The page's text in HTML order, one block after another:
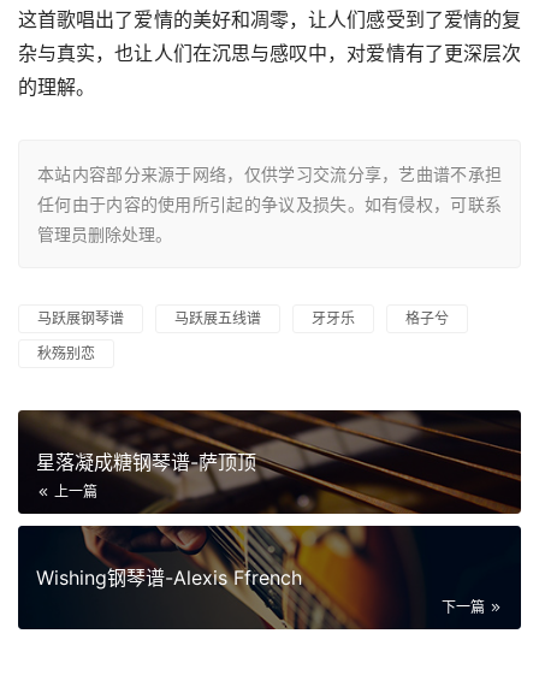
这首歌唱出了爱情的美好和凋零，让人们感受到了爱情的复
杂与真实，也让人们在沉思与感叹中，对爱情有了更深层次
的理解。
本站内容部分来源于网络，仅供学习交流分享，艺曲谱不承担
任何由于内容的使用所引起的争议及损失。如有侵权，可联系
管理员删除处理。
马跃展钢琴谱 马跃展五线谱 牙牙乐
格子兮
秋殇别恋
星落凝成糖钢琴谱-萨顶顶
上一篇
Wishing钢琴谱-Alexis Ffrench
下一篇